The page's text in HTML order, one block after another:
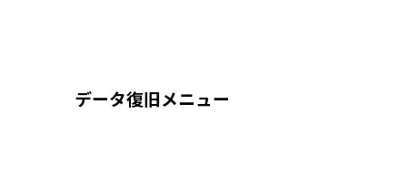
データ復旧メニュー